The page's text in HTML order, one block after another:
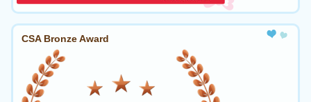
CSA Bronze Award